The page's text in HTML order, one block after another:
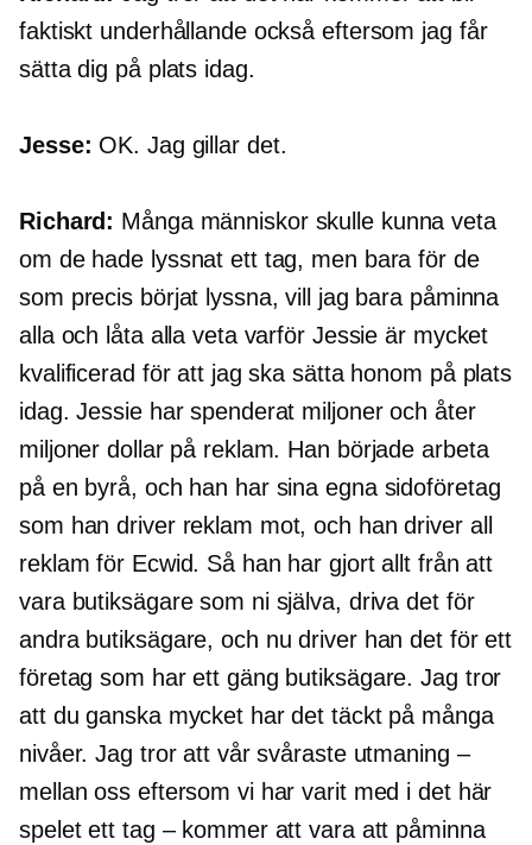
faktiskt underhållande också eftersom jag får
sätta dig på plats idag.
Jesse: OK. Jag gillar det.
Richard: Många människor skulle kunna veta
om de hade lyssnat ett tag, men bara för de
som precis börjat lyssna, vill jag bara påminna
alla och låta alla veta varför Jessie är mycket
kvalificerad för att jag ska sätta honom på plats
idag. Jessie har spenderat miljoner och åter
miljoner dollar på reklam. Han började arbeta
på en byrå, och han har sina egna sidoföretag
som han driver reklam mot, och han driver all
reklam för Ecwid. Så han har gjort allt från att
vara butiksägare som ni själva, driva det för
andra butiksägare, och nu driver han det för ett
företag som har ett gäng butiksägare. Jag tror
att du ganska mycket har det täckt på många
nivåer. Jag tror att vår svåraste utmaning –
mellan oss eftersom vi har varit med i det här
spelet ett tag – kommer att vara att påminna